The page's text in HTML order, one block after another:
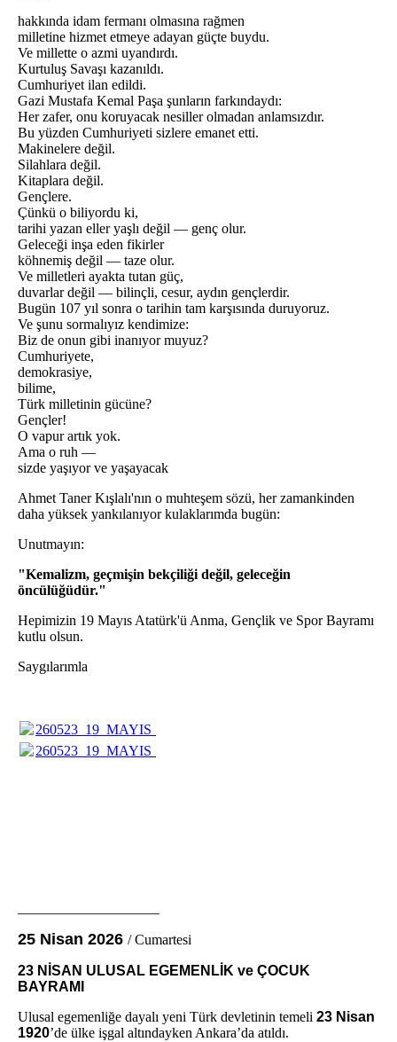
hakkında idam fermanı olmasına rağmen
milletine hizmet etmeye adayan güçte buydu.
Ve millette o azmi uyandırdı.
Kurtuluş Savaşı kazanıldı.
Cumhuriyet ilan edildi.
Gazi Mustafa Kemal Paşa şunların farkındaydı:
Her zafer, onu koruyacak nesiller olmadan anlamsızdır.
Bu yüzden Cumhuriyeti sizlere emanet etti.
Makinelere değil.
Silahlara değil.
Kitaplara değil.
Gençlere.
Çünkü o biliyordu ki,
tarihi yazan eller yaşlı değil — genç olur.
Geleceği inşa eden fikirler
köhnemiş değil — taze olur.
Ve milletleri ayakta tutan güç,
duvarlar değil — bilinçli, cesur, aydın gençlerdir.
Bugün 107 yıl sonra o tarihin tam karşısında duruyoruz.
Ve şunu sormalıyız kendimize:
Biz de onun gibi inanıyor muyuz?
Cumhuriyete,
demokrasiye,
bilime,
Türk milletinin gücüne?
Gençler!
O vapur artık yok.
Ama o ruh —
sizde yaşıyor ve yaşayacak
Ahmet Taner Kışlalı'nın o muhteşem sözü, her zamankinden
daha yüksek yankılanıyor kulaklarımda bugün:
Unutmayın:
"Kemalizm, geçmişin bekçiliği değil, geleceğin
öncülüğüdür."
Hepimizin 19 Mayıs Atatürk'ü Anma, Gençlik ve Spor Bayramı
kutlu olsun.
Saygılarımla
260523_19_MAYIS_2026_KONUSMASI_UfukGungor.pdf
260523_19_MAYIS_2026_KONUSMASI_UfukGungor.pdf
25 Nisan 2026 / Cumartesi
23 NİSAN ULUSAL EGEMENLİK ve ÇOCUK
BAYRAMI
Ulusal egemenliğe dayalı yeni Türk devletinin temeli 23 Nisan
1920’de ülke işgal altındayken Ankara’da atıldı.